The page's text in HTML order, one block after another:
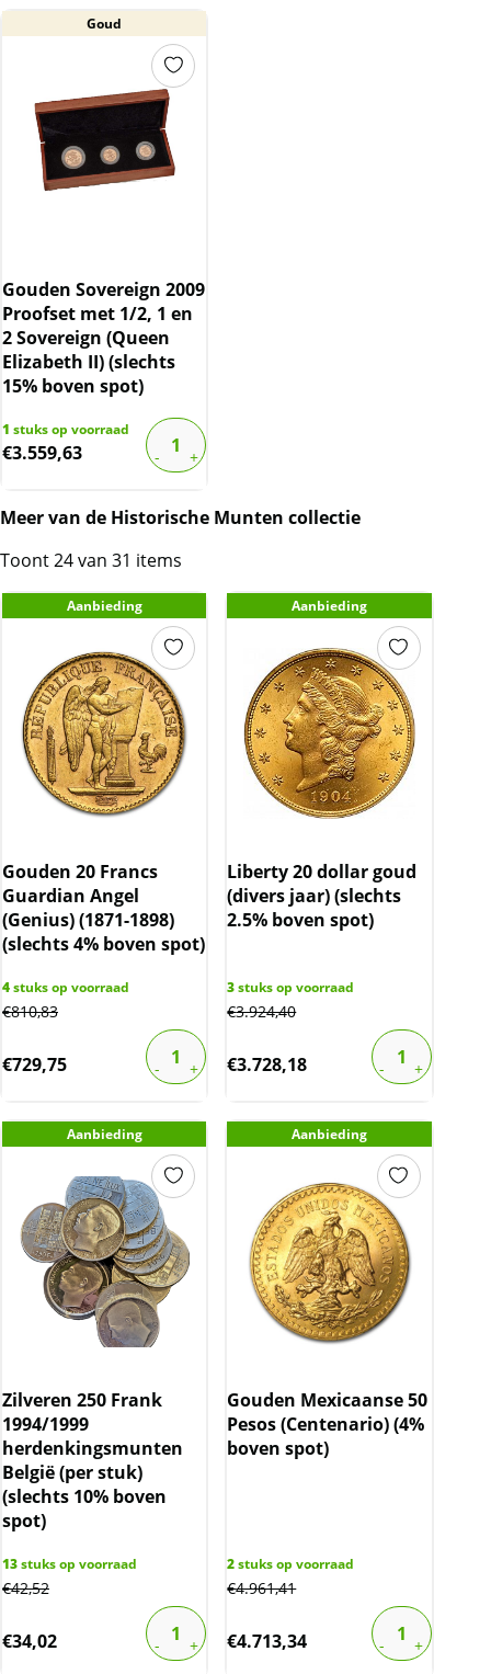
De munt kan krasjes/vlekjes bevatten.
BTW
Goeden munten zijn vrijgesteld van BTW.
Goud
Gouden Sovereign 2009
Proofset met 1/2, 1 en
2 Sovereign (Queen
Elizabeth II) (slechts
15% boven spot)
1 stuks op voorraad
€3.559,63
Meer van de Historische Munten collectie
Toont 24 van 31 items
Aanbieding
Gouden 20 Francs
Guardian Angel
(Genius) (1871-1898)
(slechts 4% boven spot)
4stuks op voorraad
€810,83
€729,75
Aanbieding
Liberty 20 dollar goud
(divers jaar) (slechts
2.5% boven spot)
3stuks op voorraad
€3.924,40
€3.728,18
Aanbieding
Zilveren 250 Frank
1994/1999
herdenkingsmunten
België (per stuk)
(slechts 10% boven
spot)
13stuks op voorraad
€42,52
€34,02
Aanbieding
Gouden Mexicaanse 50
Pesos (Centenario) (4%
boven spot)
2stuks op voorraad
€4.961,41
€4.713,34